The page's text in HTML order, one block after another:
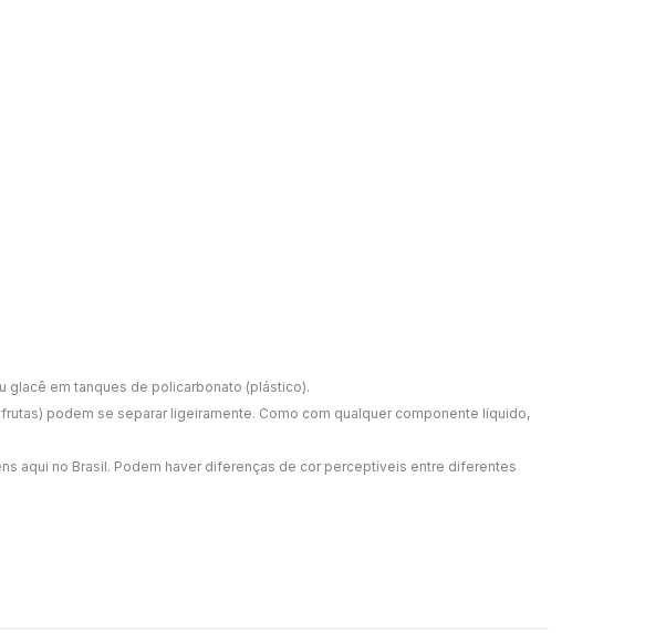
glacê em tanques de policarbonato (plástico).
podem se separar ligeiramente. Como com qualquer componente líquido,
aqui no Brasil. Podem haver diferenças de cor perceptíveis entre diferentes